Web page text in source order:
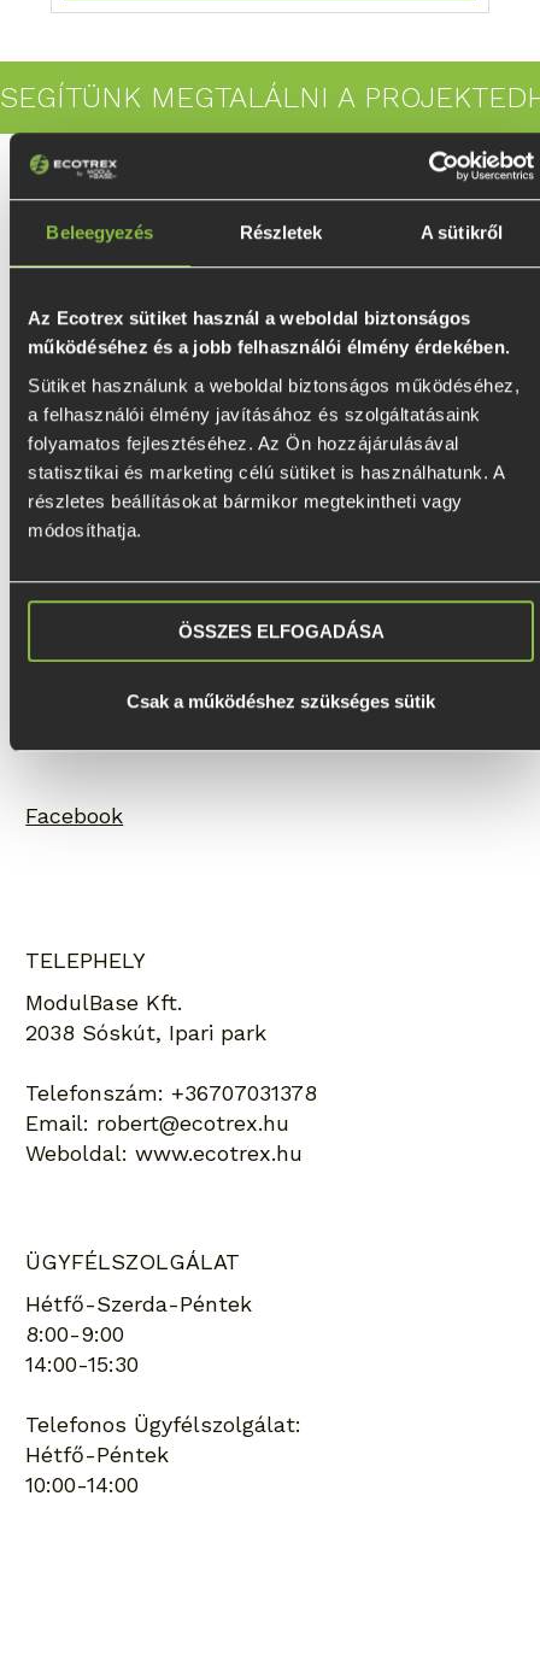
Beleegyezés Részletek A sütikről
Az Ecotrex sütiket használ a weboldal biztonságos
működéséhez és a jobb felhasználói élmény érdekében.
Sütiket használunk a weboldal biztonságos működéséhez,
a felhasználói élmény javításához és szolgáltatásaink
folyamatos fejlesztéséhez. Az Ön hozzájárulásával
statisztikai és marketing célú sütiket is használhatunk. A
részletes beállításokat bármikor megtekintheti vagy
módosíthatja.
ÖSSZES ELFOGADÁSA
Csak a működéshez szükséges sütik
SEGÍTÜNK MEGTALÁLNI A
Kezdőlap
Webshop
A Talajcsavar
Blog
Küldetésünk
Inspiráció
Szállítási információk
Sütikezelési tájékoztató
Elállási nyilatkozat
Facebook
TELEPHELY
ModulBase Kft.
2038 Sóskút, Ipari park
Telefonszám: +36707031378
Email: robert@ecotrex.hu
Weboldal:www.ecotrex.hu
ÜGYFÉLSZOLGÁLAT
Hétfő-Szerda-Péntek
8:00-9:00
14:00-15:30
Telefonos Ügyfélszolgálat:
Hétfő-Péntek
10:00-14:00